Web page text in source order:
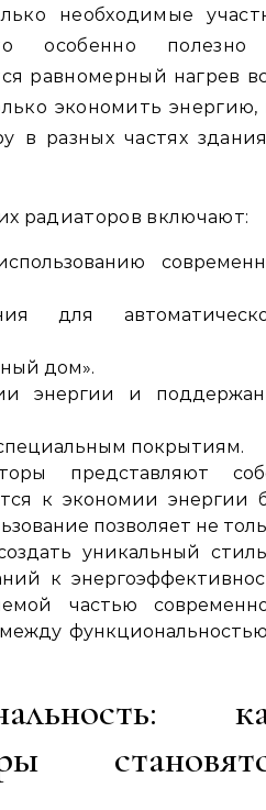
необходимые
особенно
равномерный нагрев
экономить энергию,
в разных частях
радиаторов включают:
для
дом».
энергии и
покрытиям.
представляют
к экономии энергии
позволяет не
уникальный
к
частью